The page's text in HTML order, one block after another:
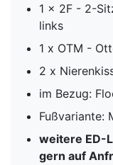
1 x 2F - 2-
links
1 x OTM -
2 x
im Bezug:
Fußvariante:
weitere ED-
gern auf